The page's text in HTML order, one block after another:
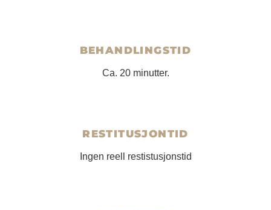
BEHANDLINGSTID
Ca. 20 minutter.
RESTITUSJONTID
Ingen reell restistusjonstid